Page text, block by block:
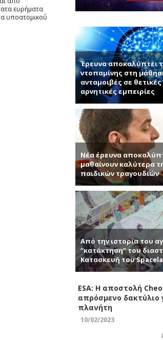
τεχνητά υλικά, γερμανένιο και
διευθυντή έρευνας στο ΜΙΤ)
Αναπληρωτή Καθηγητή του ΑΠΘ)
ευρήματα
υποατομικού
Έρευνα αποκαλύπτει
ντοπαμίνης στη
ανταμοιβές σε
αρνητικές εμπειρίες
Νέα έρευνα
μαθαίνουν καλύτερα
παιδικών τραγουδιών
Από την ιστορία του
“κατάκτηση” του
Κατασκευή του
ESA: Η αποστολή
απρόσμενο
πλανήτη
10/02/2023